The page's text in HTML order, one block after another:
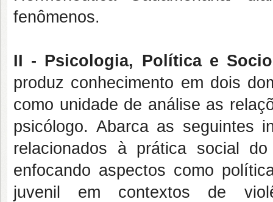
fenômenos.
II - Psicologia, Política e
produz conhecimento em dois
como unidade de análise as
psicólogo. Abarca as seguintes
relacionados à prática social
enfocando aspectos como
juvenil em contextos de